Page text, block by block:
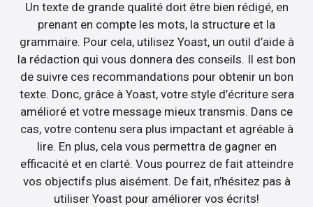
Un texte de grande qualité doit être bien rédigé, en
prenant en compte les mots, la structure et la
grammaire. Pour cela, utilisez Yoast, un outil d’aide à
la rédaction qui vous donnera des conseils. Il est bon
de suivre ces recommandations pour obtenir un bon
texte. Donc, grâce à Yoast, votre style d’écriture sera
amélioré et votre message mieux transmis. Dans ce
cas, votre contenu sera plus impactant et agréable à
lire. En plus, cela vous permettra de gagner en
efficacité et en clarté. Vous pourrez de fait atteindre
vos objectifs plus aisément. De fait, n’hésitez pas à
utiliser Yoast pour améliorer vos écrits!